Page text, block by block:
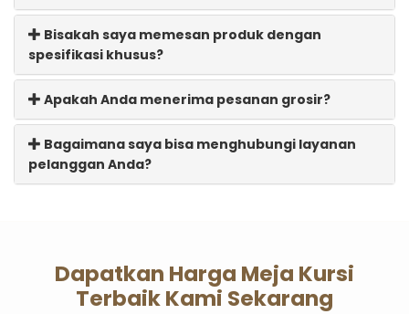
Bisakah saya memesan produk dengan
spesifikasi khusus?
Apakah Anda menerima pesanan grosir?
Bagaimana saya bisa menghubungi layanan
pelanggan Anda?
Dapatkan Harga Meja Kursi
Terbaik Kami Sekarang